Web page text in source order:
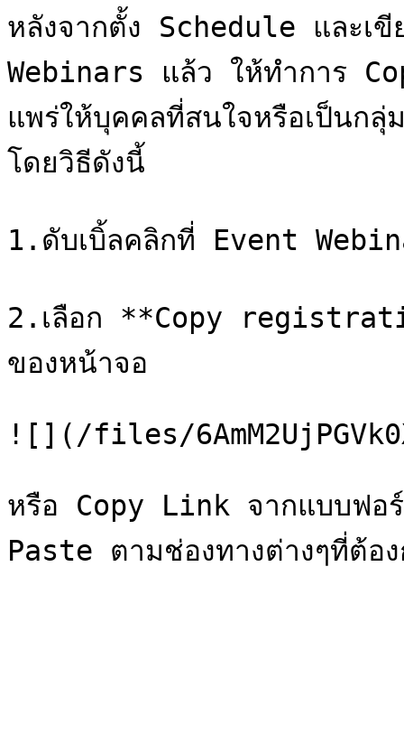
หลังจากตั้ง Schedule และเขี
Webinars แล้ว ให้ทำการ
แพร่ให้บุคคลที่สนใจหรือเป็นก
โดยวิธีดังนี้
1.ดับเบิ้ลคลิกที่ Event
2.เลือก **Copy
ของหน้าจอ
![](/files/
หรือ Copy Link จากแบบฟอร์